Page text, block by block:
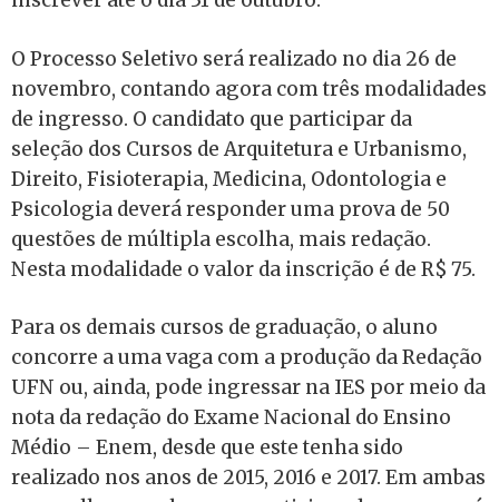
O Processo Seletivo será realizado no dia 26 de
novembro, contando agora com três modalidades
de ingresso. O candidato que participar da
seleção dos Cursos de Arquitetura e Urbanismo,
Direito, Fisioterapia, Medicina, Odontologia e
Psicologia deverá responder uma prova de 50
questões de múltipla escolha, mais redação.
Nesta modalidade o valor da inscrição é de R$ 75.
Para os demais cursos de graduação, o aluno
concorre a uma vaga com a produção da Redação
UFN ou, ainda, pode ingressar na IES por meio da
nota da redação do Exame Nacional do Ensino
Médio – Enem, desde que este tenha sido
realizado nos anos de 2015, 2016 e 2017. Em ambas